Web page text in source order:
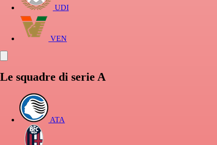
UDI
VEN
Le squadre di serie A
ATA